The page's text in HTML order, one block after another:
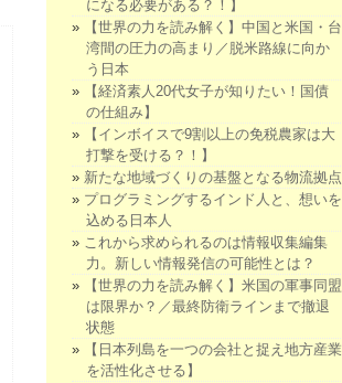
になる必要がある？！】
【世界の力を読み解く】中国と米国・台
湾間の圧力の高まり／脱米路線に向か
う日本
【経済素人20代女子が知りたい！国債
の仕組み】
【インボイスで9割以上の免税農家は大
打撃を受ける？！】
新たな地域づくりの基盤となる物流拠点
プログラミングするインド人と、想いを
込める日本人
これから求められるのは情報収集編集
力。新しい情報発信の可能性とは？
【世界の力を読み解く】米国の軍事同盟
は限界か？／最終防衛ラインまで撤退
状態
【日本列島を一つの会社と捉え地方産業
を活性化させる】